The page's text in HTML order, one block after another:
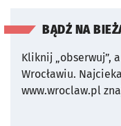
BĄDŹ NA
Kliknij „obserwuj”,
Wrocławiu.
www.wroclaw.pl